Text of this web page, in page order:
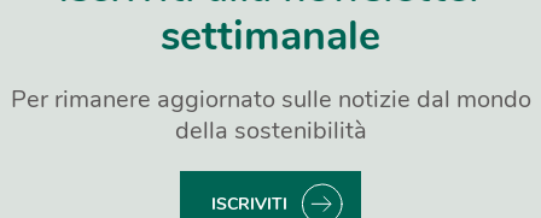
settimanale
Per rimanere aggiornato sulle notizie dal mondo
della sostenibilità
ISCRIVITI